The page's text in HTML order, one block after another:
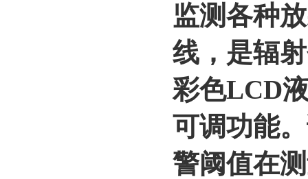
监测各种
线，是辐
彩色LCD
可调功能
警阈值在